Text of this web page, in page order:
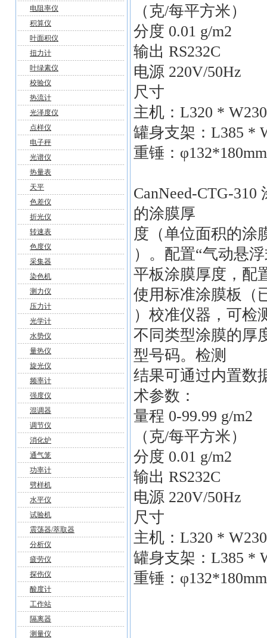
电阻率仪
积算仪
叶面积仪
扭力计
叶绿素仪
校验仪
热流计
光泽度仪
点样仪
电子秤
光谱仪
热量表
天平
色差仪
折光仪
转速表
色度仪
采集器
染色机
测力仪
压力计
光学计
水势仪
量热仪
旋光仪
频率计
强度仪
混调器
调节仪
消化炉
通气笼
功率计
劈样机
水平仪
试验机
震荡器/萃取器
分析仪
疲劳仪
探伤仪
酸度计
工作站
隔离器
测量仪
（克/每平方米）
分度 0.01 g/m2
输出 RS232C
电源 220V/50Hz
尺寸
主机：L320 *
罐身支架：L385 *
重锤：φ132*180mm
CanNeed-CTG-
的涂膜厚
度（单位面积的涂
）。配置“气动悬
平板涂膜厚度，配
使用标准涂膜板（
）校准仪器，可检
不同类型涂膜的厚
型号码。检测
结果可通过内置数
术参数：
量程 0-99.99 g/m2
（克/每平方米）
分度 0.01 g/m2
输出 RS232C
电源 220V/50Hz
尺寸
主机：L320 *
罐身支架：L385 *
重锤：φ132*180mm